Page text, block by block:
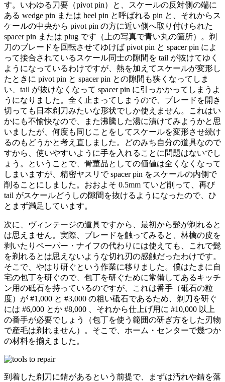
す。いわゆる刀要（pivot pin）と、スケールの反対側の端に
ある wedge pin または heel pin と呼ばれる pin と、それからス
ケールの中央から pivot pin の方に近い側へ取り付けられた
spacer pin または plug です（上の写真で青い丸の箇所）。剃
刀のブレードを回転させてゆけば pivot pin と spacer pin によ
って接合されているスケール同士の隙間を tail が抜けてゆく
ようになっているわけですが、熱を加えてスケールが変形し
たときに pivot pin と spacer pin との隙間も狭くなってしま
い、tail が抜けなくなって spacer pin に引っかかってしまうよ
うになりました。全く止まってしまうので、ブレードを開き
切っても日本剃刀みたいな形状でしか使えません。これはい
かにも不愉快なので、また沸騰した湯に漬けてみようかと思
いましたが、何度も同じことをしてスケールを変形させ続け
るのもどうかと考え直しました。どのみち自分の道具なので
すから、使いやすいように手を入れることに問題はないでし
ょう。ということで、骨董品としての価値は全くなくなって
しまいますが、精密ヤスリで spacer pin をスケールの内側で
削ることにしました。おおよそ 0.5mm ていど削って、再び
tail がスケールどうしの隙間を抜けるようになったので、ひ
とまず満足しています。
次に、ヴィンテージの道具ですから、最初から髭が剃れると
は思えません。実際、ブレードを触ってみると、林檎の皮を
剥いたりペーパー・ナイフの代わりには使えても、これで髭
を剃れるとは思えないような切れ刃の感触だったわけです。
そこで、やはり研ぐという作業に移りました。僕はたまに自
宅の包丁を研ぐので、包丁を研ぐために常備してあるキッチ
ン用の砥石を持っているのですが、これは番手（砥石の粒
度）が #1,000 と #3,000 の粗い砥石であるため、剃刀を研ぐ
には #6,000 とか #8,000 、それから仕上げ用に #10,000 以上
の番手が必要でしょう（包丁を使う範囲の研ぎ方をした刃物
で産毛は剃れません）。そこで、ホーム・センターで幾つか
の材料を揃えました。
到着した剃刀に錆があるという前提で、まずは汚れや錆を落